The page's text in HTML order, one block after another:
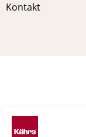
Kontakt